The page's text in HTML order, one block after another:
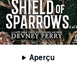
Aperçu